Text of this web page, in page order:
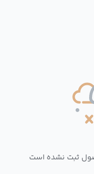
ثبت نشده است